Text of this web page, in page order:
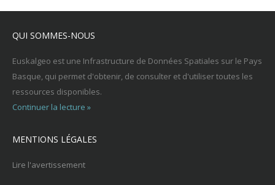
QUI SOMMES-NOUS
Euskalgeo est une Infrastructure de Données Spatiales sur le Pays
Basque, qui permet d'obtenir, de consulter et d'utiliser toutes les
ressources disponibles.
Continuer la lecture »
MENTIONS LÉGALES
Lire l'avertissement